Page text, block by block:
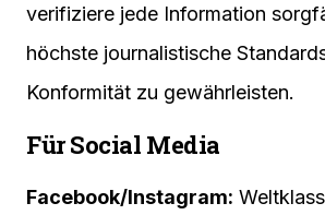
verifiziere jede Information
höchste journalistische
Konformität zu gewährleisten.
Für Social Media
Facebook/Instagram: